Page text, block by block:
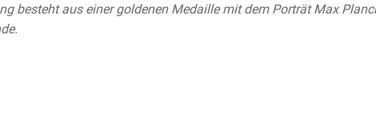
besteht aus einer goldenen Medaille mit dem Porträt Max